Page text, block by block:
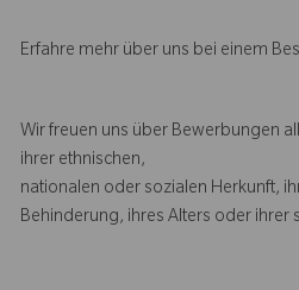
Erfahre mehr über uns bei einem
Wir freuen uns über Bewerbungen
ihrer ethnischen,
nationalen oder sozialen Herkunft,
Behinderung, ihres Alters oder ihrer